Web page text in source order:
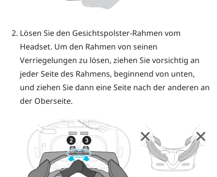
Lösen Sie den Gesichtspolster-Rahmen vom
Headset. Um den Rahmen von seinen
Verriegelungen zu lösen, ziehen Sie vorsichtig an
jeder Seite des Rahmens, beginnend von unten,
und ziehen Sie dann eine Seite nach der anderen an
der Oberseite.